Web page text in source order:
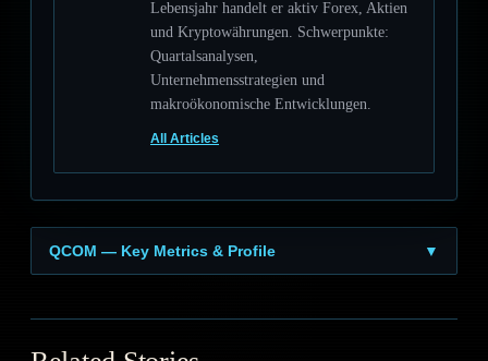
Lebensjahr handelt er aktiv Forex, Aktien
und Kryptowährungen. Schwerpunkte:
Quartalsanalysen,
Unternehmensstrategien und
makroökonomische Entwicklungen.
All Articles
QCOM — Key Metrics & Profile ▼